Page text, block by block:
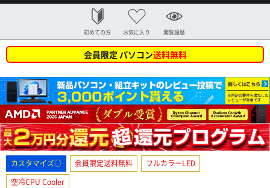
初めての方 お気に入り 閲覧履歴
会員限定 パソコン送料無料
カスタマイズ○ 会員限定送料無料
フルカラーLED
空冷CPU Cooler